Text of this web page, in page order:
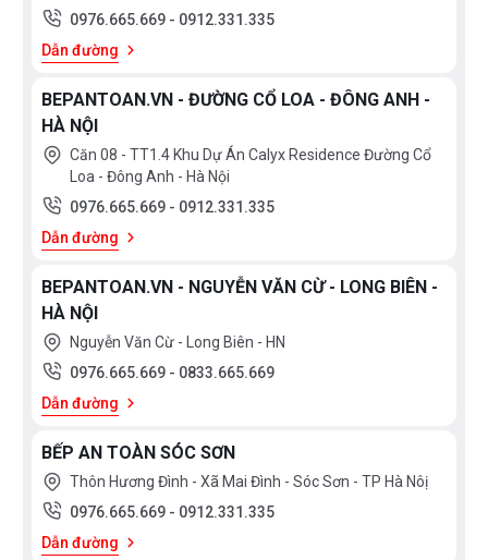
0976.665.669 - 0912.331.335
Dẫn đường
BEPANTOAN.VN - ĐƯỜNG CỔ LOA - ĐÔNG ANH -
HÀ NỘI
Căn 08 - TT1.4 Khu Dự Án Calyx Residence Đường Cổ
Loa - Đông Anh - Hà Nội
0976.665.669 - 0912.331.335
Dẫn đường
BEPANTOAN.VN - NGUYỄN VĂN CỪ - LONG BIÊN -
HÀ NỘI
Nguyễn Văn Cừ - Long Biên - HN
0976.665.669 - 0833.665.669
Dẫn đường
BẾP AN TOÀN SÓC SƠN
Thôn Hương Đình - Xã Mai Đình - Sóc Sơn - TP Hà Nôị
0976.665.669 - 0912.331.335
Dẫn đường